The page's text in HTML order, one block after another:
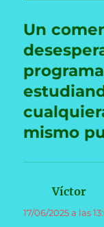
Un
mismo
Víctor
17/06/2025 a las